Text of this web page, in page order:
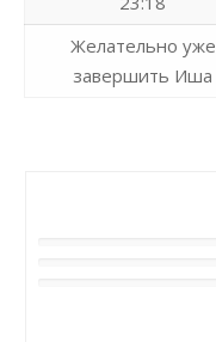
Желательно уже
завершить Иша